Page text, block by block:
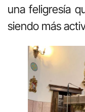
una feligresía
siendo más